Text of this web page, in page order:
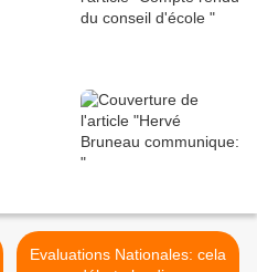
Evaluations Nationales: cela